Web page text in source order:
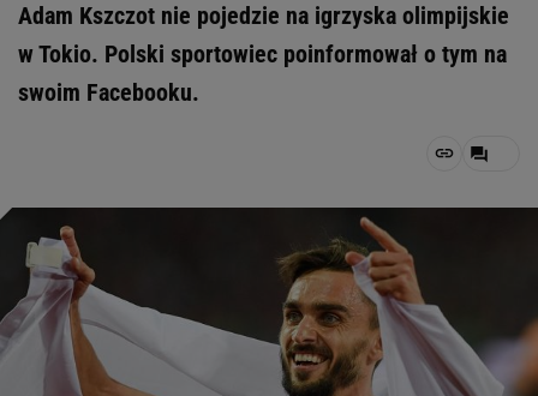
Adam Kszczot nie pojedzie na igrzyska olimpijskie
w Tokio. Polski sportowiec poinformował o tym na
swoim Facebooku.